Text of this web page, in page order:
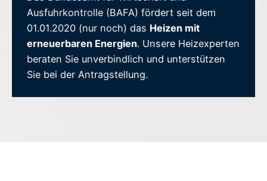
Ausfuhrkontrolle (BAFA) fördert seit dem
01.01.2020 (nur noch) das Heizen mit
erneuerbaren Energien. Unsere Heizexperten
beraten Sie unverbindlich und unterstützen
Sie bei der Antragstellung.